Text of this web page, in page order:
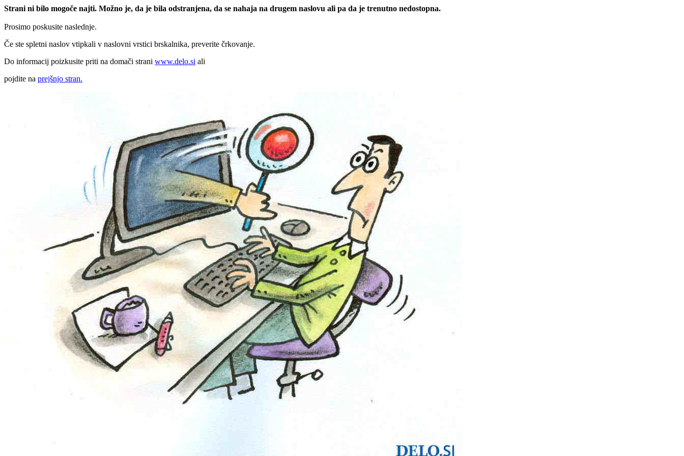
Strani ni bilo mogoče najti. Možno je, da je bila odstranjena, da se nahaja na drugem naslovu ali pa da je trenutno nedostopna.
Prosimo poskusite naslednje.
Če ste spletni naslov vtipkali v naslovni vrstici brskalnika, preverite črkovanje.
Do informacij poizkusite priti na domači strani www.delo.si ali
pojdite na prejšnjo stran.